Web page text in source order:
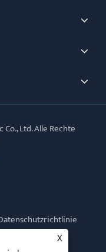
Ltd. Alle Rechte
X